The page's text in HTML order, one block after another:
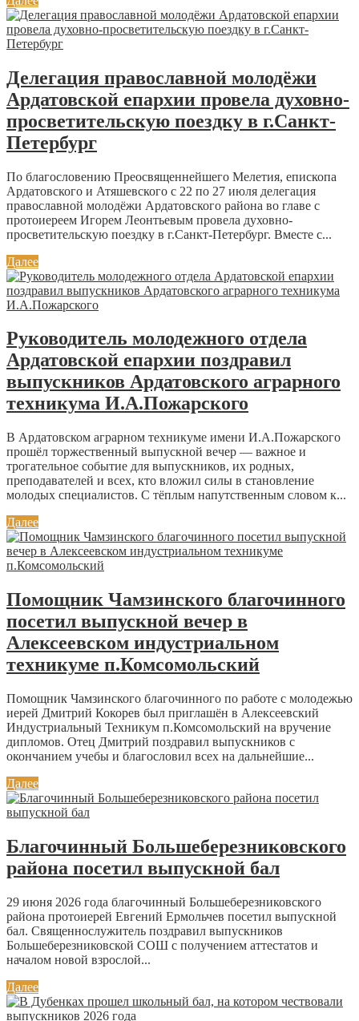
Делегация православной молодёжи
Ардатовской епархии провела духовно-
просветительскую поездку в г.Санкт-
Петербург
По благословению Преосвященнейшего Мелетия, епископа
Ардатовского и Атяшевского с 22 по 27 июля делегация
православной молодёжи Ардатовского района во главе с
протоиереем Игорем Леонтьевым провела духовно-
просветительскую поездку в г.Санкт-Петербург. Вместе с...
Далее
Руководитель молодежного отдела
Ардатовской епархии поздравил
выпускников Ардатовского аграрного
техникума И.А.Пожарского
В Ардатовском аграрном техникуме имени И.А.Пожарского
прошёл торжественный выпускной вечер — важное и
трогательное событие для выпускников, их родных,
преподавателей и всех, кто вложил силы в становление
молодых специалистов. С тёплым напутственным словом к...
Далее
Помощник Чамзинского благочинного
посетил выпускной вечер в
Алексеевском индустриальном
техникуме п.Комсомольский
Помощник Чамзинского благочинного по работе с молодежью
иерей Дмитрий Кокорев был приглашён в Алексеевский
Индустриальный Техникум п.Комсомольский на вручение
дипломов. Отец Дмитрий поздравил выпускников с
окончанием учебы и благословил всех на дальнейшие...
Далее
Благочинный Большеберезниковского
района посетил выпускной бал
29 июня 2026 года благочинный Большеберезниковского
района протоиерей Евгений Ермольчев посетил выпускной
бал. Священнослужитель поздравил выпускников
Большеберезниковской СОШ с получением аттестатов и
началом новой взрослой...
Далее